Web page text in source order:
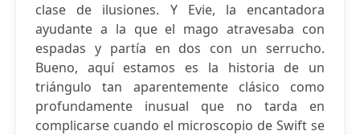
clase de ilusiones. Y Evie, la encantadora
ayudante a la que el mago atravesaba con
espadas y partía en dos con un serrucho.
Bueno, aquí estamos es la historia de un
triángulo tan aparentemente clásico como
profundamente inusual que no tarda en
complicarse cuando el microscopio de Swift se